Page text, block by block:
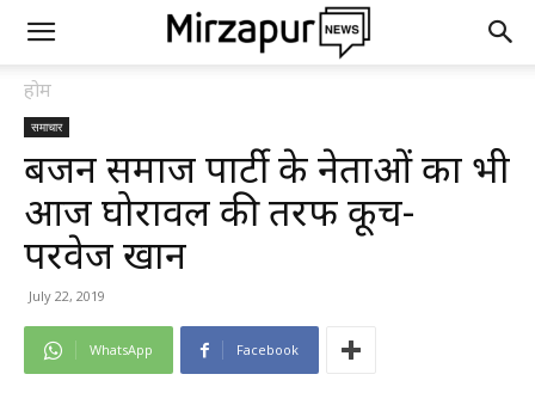
होम
समाचार
बहुजन समाज पार्टी के नेताओं का भी
आज घोरावल की तरफ कूच-
परवेज खान
July 22, 2019
WhatsApp Facebook